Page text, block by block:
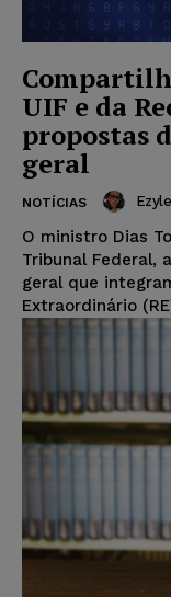
UIF e da
propostas
geral
NOTÍCIAS
O ministro Dias
Tribunal Federal,
geral que
Extraordinário